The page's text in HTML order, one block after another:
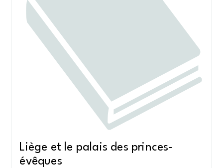
Liège et le palais des princes-
évêques